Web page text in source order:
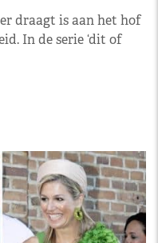
draagt is aan het hof
In de serie ‘dit of